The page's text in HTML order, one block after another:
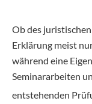
Ob des
Erklärung meist
während eine
Seminararbeiten
entstehenden